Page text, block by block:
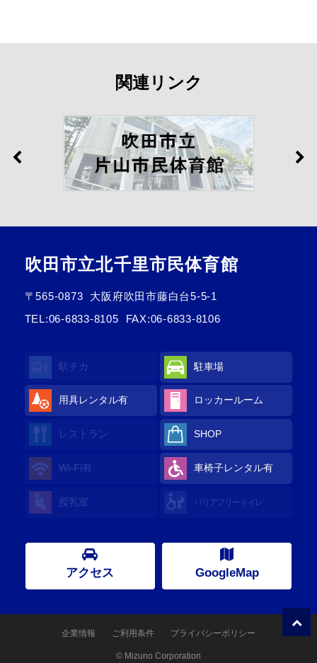
関連リンク
吹田市立北千里市民体育館
〒565-0873
大阪府吹田市藤白台5-5-1
TEL:06-6833-8105 FAX:06-6833-8106
駅チカ 駐車場
用具レンタル有 ロッカールーム
レストラン SHOP
Wi-Fi有 車椅子レンタル有
授乳室 バリアフリートイレ
アクセス GoogleMap
企業情報 ご利用条件 プライバシーポリシー
© Mizuno Corporation